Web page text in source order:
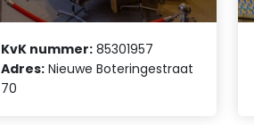
KvK nummer: 85301957
Adres: Nieuwe Boteringestraat
70